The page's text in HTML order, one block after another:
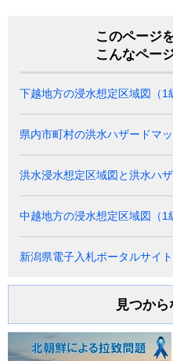
このページ
こんなペー
下越地方の浸水想定区域図（1
県内市町村の洪水ハザードマ
洪水浸水想定区域図と洪水ハ
中越地方の浸水想定区域図（1
新潟県電子入札ポータルサイ
見つか